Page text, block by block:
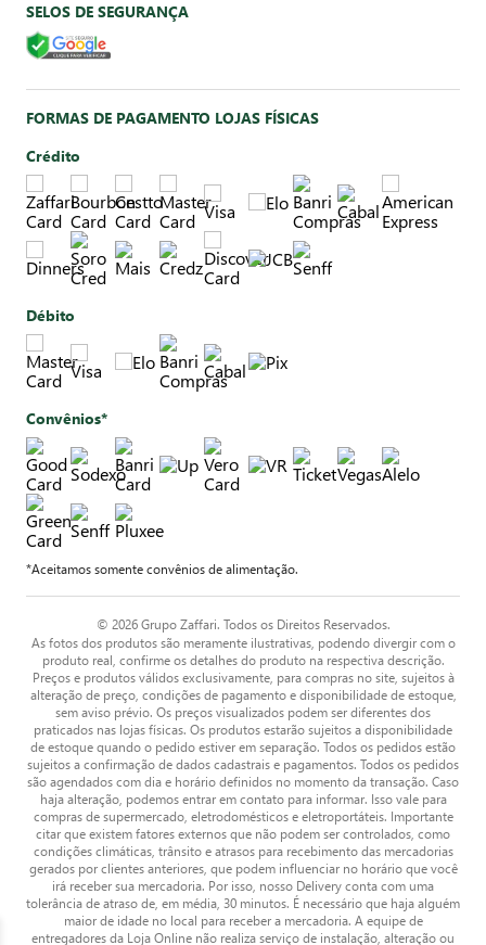
SELOS DE SEGURANÇA
FORMAS DE PAGAMENTO LOJAS FÍSICAS
Crédito
Débito
Convênios*
*Aceitamos somente convênios de alimentação.
© 2026 Grupo Zaffari. Todos os Direitos Reservados.
As fotos dos produtos são meramente ilustrativas, podendo divergir com o
produto real, confirme os detalhes do produto na respectiva descrição.
Preços e produtos válidos exclusivamente, para compras no site, sujeitos à
alteração de preço, condições de pagamento e disponibilidade de estoque,
sem aviso prévio. Os preços visualizados podem ser diferentes dos
praticados nas lojas físicas. Os produtos estarão sujeitos a disponibilidade
de estoque quando o pedido estiver em separação. Todos os pedidos estão
sujeitos a confirmação de dados cadastrais e pagamentos. Todos os pedidos
são agendados com dia e horário definidos no momento da transação. Caso
haja alteração, podemos entrar em contato para informar. Isso vale para
compras de supermercado, eletrodomésticos e eletroportáteis. Importante
citar que existem fatores externos que não podem ser controlados, como
condições climáticas, trânsito e atrasos para recebimento das mercadorias
gerados por clientes anteriores, que podem influenciar no horário que você
irá receber sua mercadoria. Por isso, nosso Delivery conta com uma
tolerância de atraso de, em média, 30 minutos. É necessário que haja alguém
maior de idade no local para receber a mercadoria. A equipe de
entregadores da Loja Online não realiza serviço de instalação, alteração ou